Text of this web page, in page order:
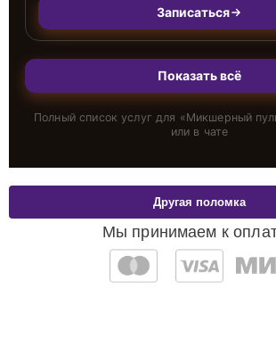
Записаться
Показать всё
Полный список услуг для «Микшерный
или в чате
Мы принимаем к
Другая поломка